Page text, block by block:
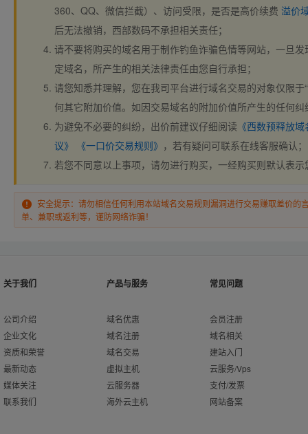
360、QQ、微信拦截）、访问受限，是否是高价续费 溢价
后无法撤销，西部数码不承担相关责任；
请不要将购买的域名用于制作钓鱼诈骗色情等网站，一旦
定域名，所产生的相关法律责任由您自行承担；
请您知悉并理解，您在我司平台进行域名交易的对象仅限于
何其它附加价值。如因交易域名的附加价值所产生的任何
为避免不必要的纠纷，出价前建议仔细阅读 《西数预释放
议》
《一口价交易规则》 ，若有疑问可联系在线客服确认；
若您不同意以上事项，请勿进行购买，一经购买则默认表
安全提示：请勿相信任何利用本站域名交易规则漏洞进行交易赚取差价的
单、兼职或返利等，谨防网络诈骗！
关于我们
公司介绍
企业文化
资质和荣誉
最新动态
媒体关注
联系我们
产品与服务
域名优惠
域名注册
域名交易
虚拟主机
云服务器
海外云主机
常见问题
会员注册
域名相关
建站入门
云服务/Vps
支付/发票
网站备案